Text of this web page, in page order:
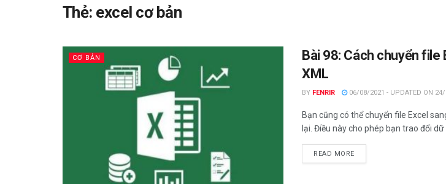
Thẻ: excel cơ bản
CƠ BẢN
Bài 98: Cách chuyển file
XML
BY FENRIR 06/08/2021 - UPDATED ON
Bạn cũng có thể chuyển file Excel
lại. Điều này cho phép bạn trao đổi dữ ...
READ MOREDETAILS